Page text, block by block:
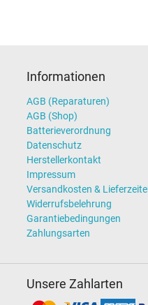
Informationen
AGB (Reparaturen)
AGB (Shop)
Batterieverordnung
Datenschutz
Herstellerkontakt
Impressum
Versandkosten &
Widerrufsbelehrung
Garantiebedingungen
Zahlungsarten
Unsere Zahlarten